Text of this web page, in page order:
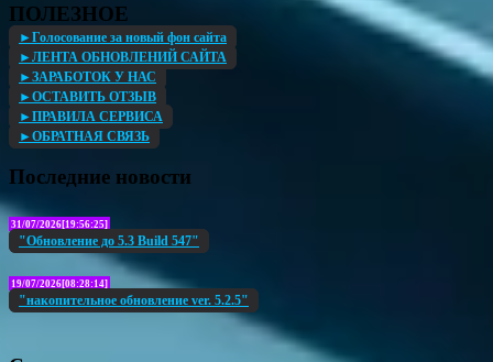
ПОЛЕЗНОЕ
►Голосование за новый фон сайта
►ЛЕНТА ОБНОВЛЕНИЙ САЙТА
►ЗАРАБОТОК У НАС
►ОСТАВИТЬ ОТЗЫВ
►ПРАВИЛА СЕРВИСА
►ОБРАТНАЯ СВЯЗЬ
Последние новости
31/07/2026[19:56:25]
"Обновление до 5.3 Build 547"
19/07/2026[08:28:14]
"накопительное обновление ver. 5.2.5"